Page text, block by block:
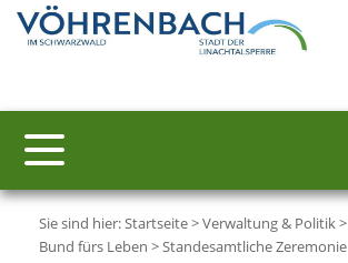
Sie sind hier:Startseite>Verwaltung & Politik>
Bund fürs Leben >Standesamtliche Zeremonie